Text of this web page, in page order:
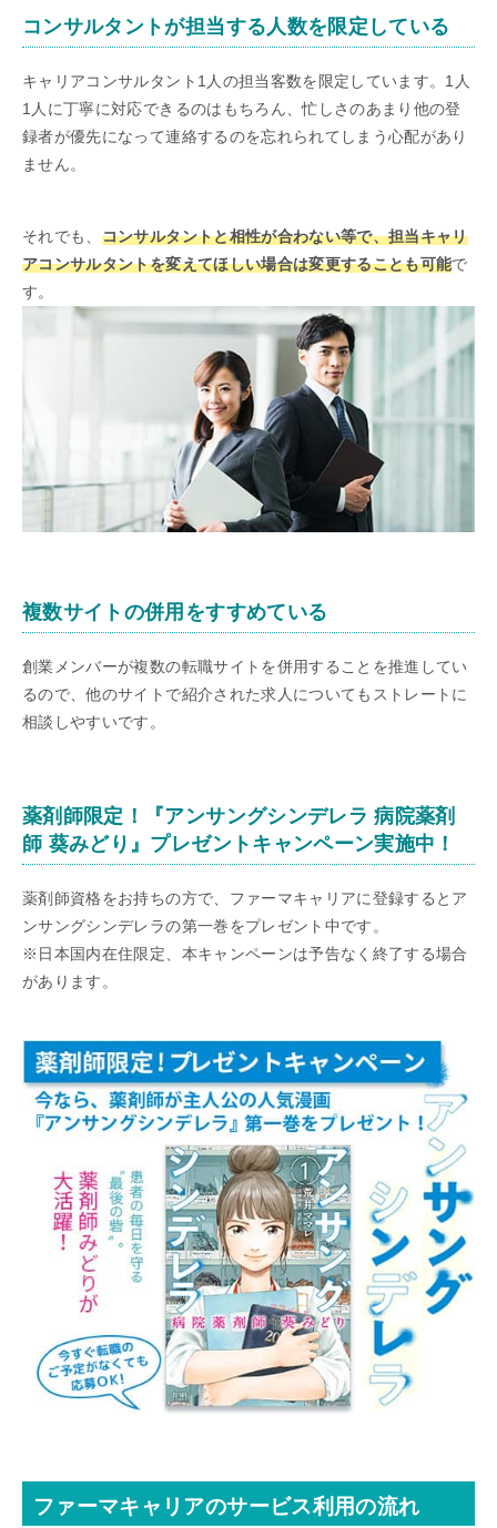
コンサルタントが担当する人数を限定している
キャリアコンサルタント1人の担当客数を限定しています。1人
1人に丁寧に対応できるのはもちろん、忙しさのあまり他の登
録者が優先になって連絡するのを忘れられてしまう心配があり
ません。
それでも、 コンサルタントと相性が合わない等で、担当キャリ
アコンサルタントを変えてほしい場合は変更することも可能で
す。
複数サイトの併用をすすめている
創業メンバーが複数の転職サイトを併用することを推進してい
るので、他のサイトで紹介された求人についてもストレートに
相談しやすいです。
薬剤師限定！『アンサングシンデレラ 病院薬剤
師 葵みどり』プレゼントキャンペーン実施中！
薬剤師資格をお持ちの方で、ファーマキャリアに登録するとア
ンサングシンデレラの第一巻をプレゼント中です。
※日本国内在住限定、本キャンペーンは予告なく終了する場合
があります。
ファーマキャリアのサービス利用の流れ